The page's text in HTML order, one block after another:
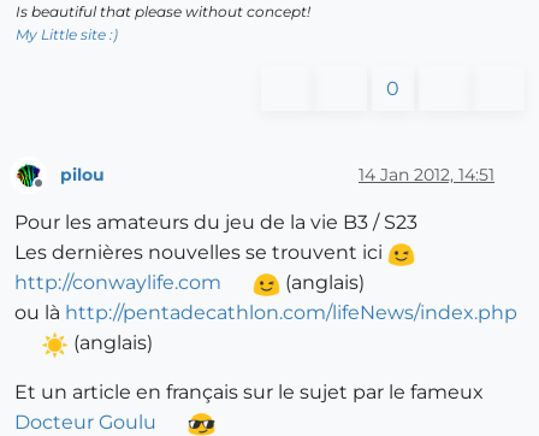
Is beautiful that please without concept!
My Little site :)
0
pilou 14 Jan 2012, 14:51
Pour les amateurs du jeu de la vie B3 / S23
Les dernières nouvelles se trouvent ici
http://conwaylife.com
(anglais)
ou là http://pentadecathlon.com/lifeNews/index.php
(anglais)
Et un article en français sur le sujet par le fameux
Docteur Goulu